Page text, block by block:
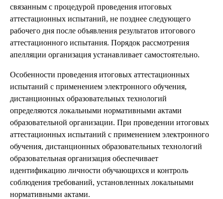
связанным с процедурой проведения итоговых
аттестационных испытаний, не позднее следующего
рабочего дня после объявления результатов итогового
аттестационного испытания. Порядок рассмотрения
апелляции организация устанавливает самостоятельно.
Особенности проведения итоговых аттестационных
испытаний с применением электронного обучения,
дистанционных образовательных технологий
определяются локальными нормативными актами
образовательной организации. При проведении итоговых
аттестационных испытаний с применением электронного
обучения, дистанционных образовательных технологий
образовательная организация обеспечивает
идентификацию личности обучающихся и контроль
соблюдения требований, установленных локальными
нормативными актами.